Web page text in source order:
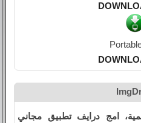
امج درايف تطبيق مجاني